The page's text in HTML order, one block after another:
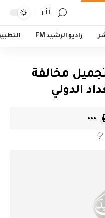
أأ
راديو الرشيد FM
مخالفة
الدولي